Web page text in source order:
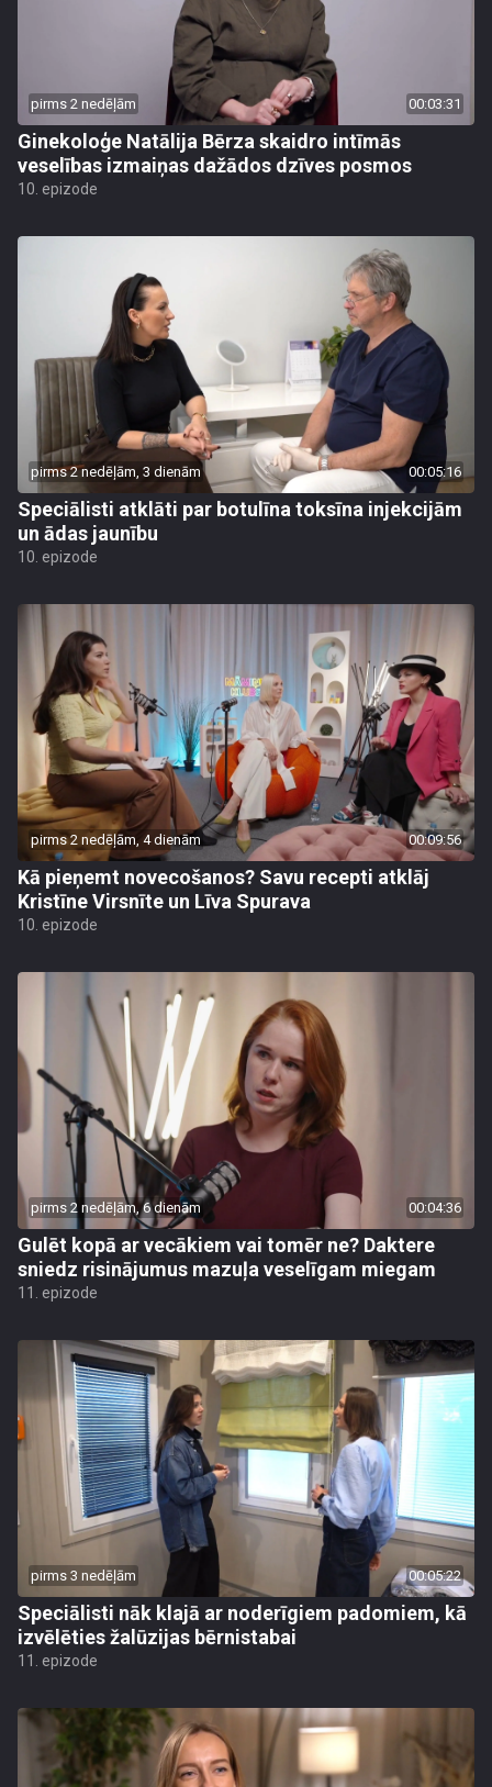
pirms 2 nedēļām 00:03:31
Ginekoloģe Natālija Bērza skaidro intīmās
veselības izmaiņas dažādos dzīves posmos
10. epizode
pirms 2 nedēļām, 3 dienām 00:05:16
Speciālisti atklāti par botulīna toksīna injekcijām
un ādas jaunību
10. epizode
pirms 2 nedēļām, 4 dienām 00:09:56
Kā pieņemt novecošanos? Savu recepti atklāj
Kristīne Virsnīte un Līva Spurava
10. epizode
pirms 2 nedēļām, 6 dienām 00:04:36
Gulēt kopā ar vecākiem vai tomēr ne? Daktere
sniedz risinājumus mazuļa veselīgam miegam
11. epizode
pirms 3 nedēļām 00:05:22
Speciālisti nāk klajā ar noderīgiem padomiem, kā
izvēlēties žalūzijas bērnistabai
11. epizode